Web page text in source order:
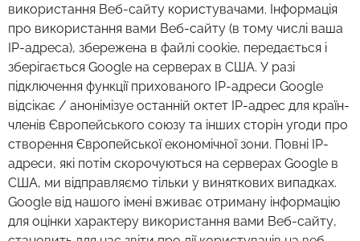
використання Веб-сайту користувачами. Інформація
про використання вами Веб-сайту (в тому числі ваша
IP-адреса), збережена в файлі cookie, передається і
зберігається Google на серверах в США. У разі
підключення функції прихованого IP-адреси Google
відсікає / анонімізуе останній октет IP-адрес для країн-
членів Європейського союзу та інших сторін угоди про
створення Європейської економічної зони. Повні IP-
адреси, які потім скорочуються на серверах Google в
США, ми відправляємо тільки у виняткових випадках.
Google від нашого імені вживає отриману інформацію
для оцінки характеру використання вами Веб-сайту,